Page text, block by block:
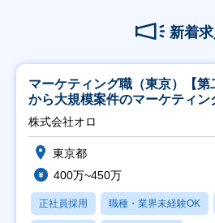
新着
マーケティング職（東京）【
から大規模案件のマーケティン
修充実】
株式会社オロ
東京都
400万~450万
正社員採用 職種・業界未経験OK